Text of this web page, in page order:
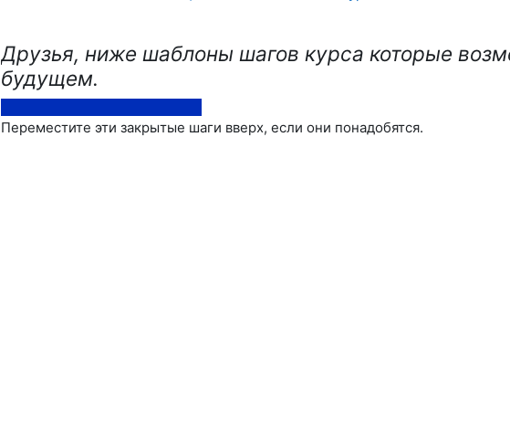
Друзья, ниже шаблоны шагов курса которые
будущем.
Переместите эти закрытые шаги вверх, если они понадобятся.